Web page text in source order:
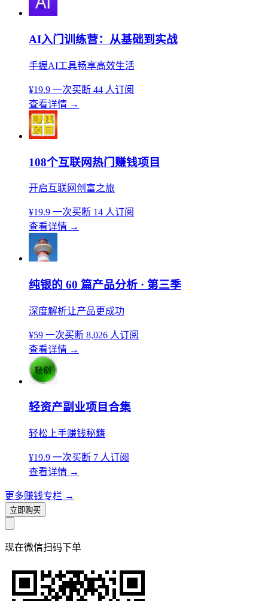
AI入门训练营：从基础到实战
手握AI工具畅享高效生活
¥19.9 一次买断 44 人订阅
查看详情 →
108个互联网热门赚钱项目
开启互联网创富之旅
¥19.9 一次买断 14 人订阅
查看详情 →
纯银的 60 篇产品分析 · 第三季
深度解析让产品更成功
¥59 一次买断 8,026 人订阅
查看详情 →
轻资产副业项目合集
轻松上手赚钱秘籍
¥19.9 一次买断 7 人订阅
查看详情 →
更多赚钱专栏 →
立即购买
现在微信扫码下单